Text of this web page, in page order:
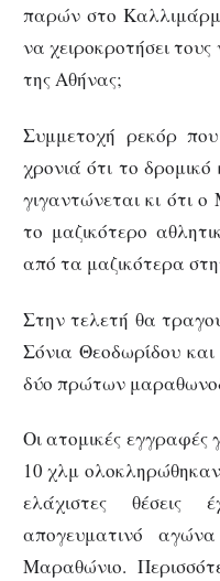
παρών στο
να χειροκροτήσει
της Αθήνας;
Συμμετοχή ρεκόρ
χρονιά ότι το
γιγαντώνεται κι ότι
το μαζικότερο
από τα μαζικότερα
Στην τελετή θα
Σόνια Θεοδωρίδου
δύο πρώτων
Οι ατομικές εγγραφές
10 χλμ
ελάχιστες θέσεις
απογευματινό
Μαραθώνιο.